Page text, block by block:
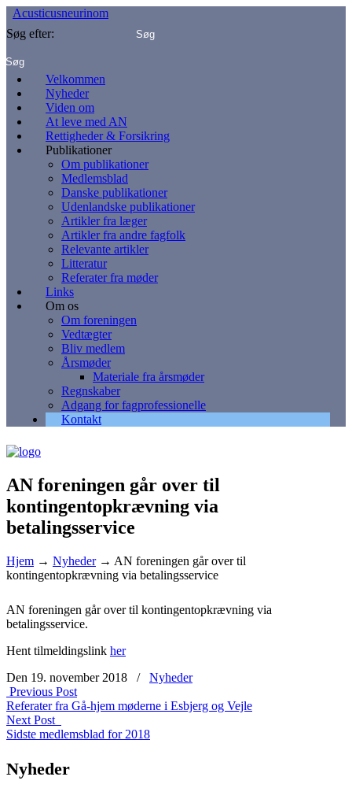
Acusticusneurinom
Søg efter:
Velkommen
Nyheder
Viden om
At leve med AN
Rettigheder & Forsikring
Publikationer
Om publikationer
Medlemsblad
Danske publikationer
Udenlandske publikationer
Artikler fra læger
Artikler fra andre fagfolk
Relevante artikler
Litteratur
Referater fra møder
Links
Om os
Om foreningen
Vedtægter
Bliv medlem
Årsmøder
Materiale fra årsmøder
Regnskaber
Adgang for fagprofessionelle
Kontakt
AN foreningen går over til
kontingentopkrævning via
betalingsservice
Hjem → Nyheder→ AN foreningen går over til
kontingentopkrævning via betalingsservice
AN foreningen går over til kontingentopkrævning via
betalingsservice.
Hent tilmeldingslink her
Den 19. november 2018
/
Nyheder
Previous Post
Referater fra Gå-hjem møderne i Esbjerg og Vejle
Next Post
Sidste medlemsblad for 2018
Nyheder